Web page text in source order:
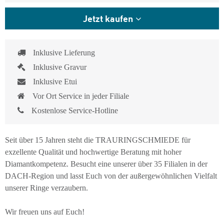
Jetzt kaufen
Inklusive Lieferung
Inklusive Gravur
Inklusive Etui
Vor Ort Service in jeder Filiale
Kostenlose Service-Hotline
Seit über 15 Jahren steht die TRAURINGSCHMIEDE für
exzellente Qualität und hochwertige Beratung mit hoher
Diamantkompetenz. Besucht eine unserer über 35 Filialen in der
DACH-Region und lasst Euch von der außergewöhnlichen Vielfalt
unserer Ringe verzaubern.
Wir freuen uns auf Euch!